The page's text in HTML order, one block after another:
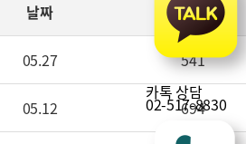
카톡 상담
02-517-8830
날짜 조회
05.27 541
05.12 694